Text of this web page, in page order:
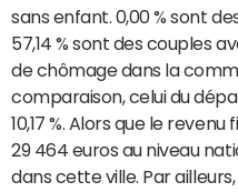
sans enfant. 0,00 % sont
57,14 % sont des couples
de chômage dans la
comparaison, celui du
10,17 %. Alors que le
29 464 euros au niveau
dans cette ville. Par